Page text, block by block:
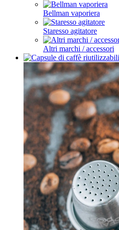
Bellman vaporiera
Staresso agitatore
Altri marchi / accessori